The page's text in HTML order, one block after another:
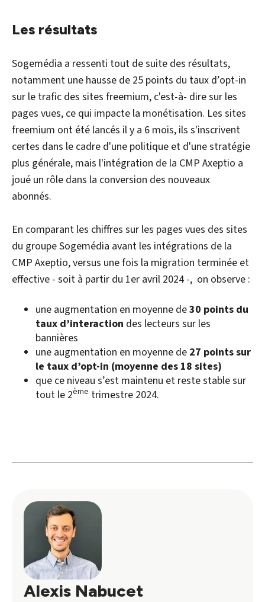
Les résultats
Sogemédia a ressenti tout de suite des résultats,
notamment une hausse de 25 points du taux d’opt-in
sur le trafic des sites freemium, c'est-à- dire sur les
pages vues, ce qui impacte la monétisation. Les sites
freemium ont été lancés il y a 6 mois, ils s'inscrivent
certes dans le cadre d'une politique et d'une stratégie
plus générale, mais l'intégration de la CMP Axeptio a
joué un rôle dans la conversion des nouveaux
abonnés.
En comparant les chiffres sur les pages vues des sites
du groupe Sogemédia avant les intégrations de la
CMP Axeptio, versus une fois la migration terminée et
effective - soit à partir du 1er avril 2024 -, on observe :
une augmentation en moyenne de30 points du
taux d’interaction des lecteurs sur les
bannières
une augmentation en moyenne de 27 points sur
le taux d’opt-in (moyenne des 18 sites)
que ce niveau s’est maintenu et reste stable sur
tout le 2ème trimestre 2024.
Alexis Nabucet